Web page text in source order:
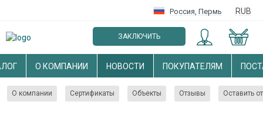
Россия, Пермь RUB
ЗАКЛЮЧИТЬ
ОПТОВЫЙ ДОГОВОР
О КОМПАНИИ НОВОСТИ ПОКУПАТЕЛЯМ
О компании Сертификаты Объекты Отзывы Оставить